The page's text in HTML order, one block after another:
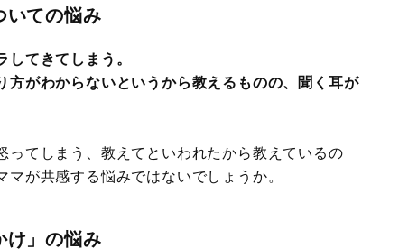
いての悩み
てきてしまう。
方がわからないというから教えるものの、聞く耳が
ってしまう、教えてといわれたから教えているの
が共感する悩みではないでしょうか。
け」の悩み